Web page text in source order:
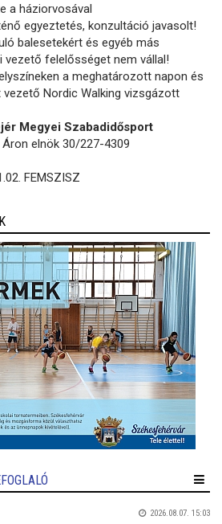
a háziorvosával
egyeztetés, konzultáció javasolt!
balesetekért és egyéb más
felelősséget nem vállal!
a meghatározott napon és
Nordic Walking vizsgázott
Megyei Szabadidősport
Áron elnök 30/227-4309
FEMSZISZ
2026.08.07. 15:03